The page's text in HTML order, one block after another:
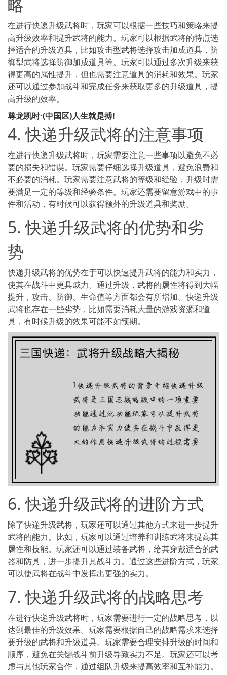
略
在进行快递升级武将时，玩家可以根据一些技巧和策略来提
高升级效率和提升武将的能力。玩家可以根据武将的特点选
择适合的升级道具，比如攻击型武将选择攻击加成道具，防
御型武将选择防御加成道具等。玩家可以通过多次升级来获
得更高的属性提升，但也需要注意道具的消耗和效果。玩家
还可以通过参加战斗和完成任务来获取更多的升级道具，提
高升级的效率。
尊龙凯时·(中国区)人生就是搏!
4. 快递升级武将的注意事项
在进行快递升级武将时，玩家需要注意一些事项以避免不必
要的损失和错误。玩家需要仔细选择升级道具，避免浪费和
不必要的消耗。玩家需要注意武将的等级和经验，升级时需
要满足一定的等级和经验条件。玩家还需要留意游戏中的事
件和活动，有时候可以获得额外的升级道具和奖励。
5. 快递升级武将的优势和劣
势
快递升级武将的优势在于可以快速提升武将的能力和实力，
使其在战斗中更具威力。通过升级，武将的属性将得到大幅
提升，攻击、防御、生命值等方面都会有所增加。快递升级
武将也存在一些劣势，比如需要消耗大量的游戏资源和道
具，有时候升级的效果可能不如预期。
6. 快递升级武将的进阶方式
除了快递升级武将，玩家还可以通过其他方式来进一步提升
武将的能力。比如，玩家可以通过培养和训练武将来提高其
属性和技能。玩家还可以通过装备武将，给其穿戴适合的武
器和防具，进一步提升其战斗力。通过这些进阶方式，玩家
可以使武将在战斗中发挥出更强的实力。
7. 快递升级武将的战略思考
在进行快递升级武将时，玩家需要进行一定的战略思考，以
达到最佳的升级效果。玩家需要根据自己的战略需求来选择
要升级的武将和升级道具。玩家需要合理安排升级的时间和
顺序，避免在关键战斗前升级导致实力不足。玩家还可以考
虑与其他玩家合作，通过组队升级来提高效率和互补能力。